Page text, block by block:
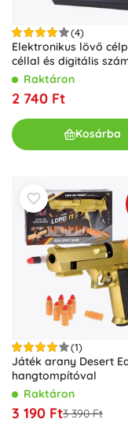
(4)
Elektronikus lövő
céllal és digitális
Raktáron
2 740 Ft
Kosárba
(1)
Játék arany Desert
hangtompítóval
Raktáron
3 190 Ft3 390 Ft